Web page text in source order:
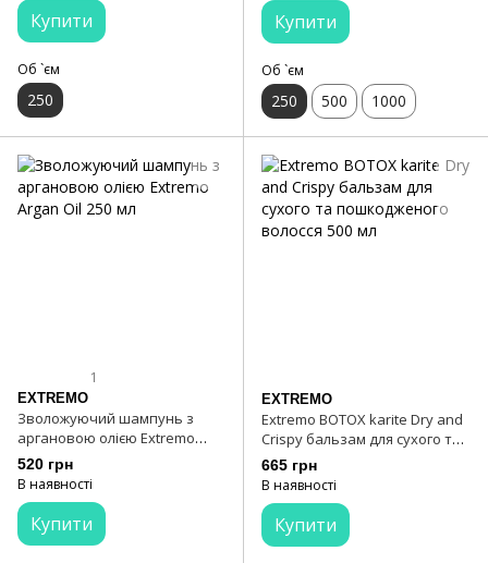
Купити
Об `єм
250
Купити
Об `єм
250 500 1000
1
EXTREMO
Зволожуючий шампунь з
аргановою олією Extremo
Argan Oil 250 мл
520 грн
В наявності
Купити
EXTREMO
Extremo BOTOX karite Dry and
Crispy бальзам для сухого та
пошкодженого волосся 500 мл
665 грн
В наявності
Купити